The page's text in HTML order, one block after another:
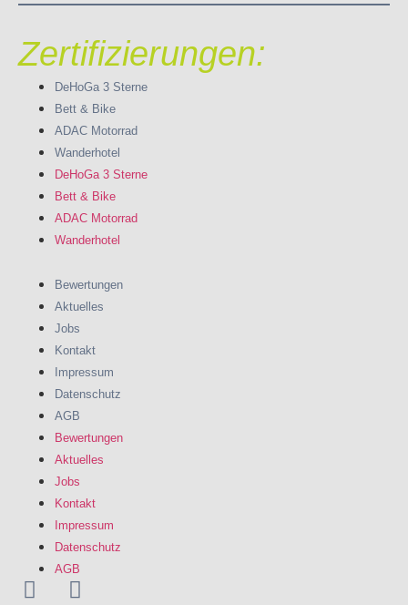
Zertifizierungen:
DeHoGa 3 Sterne
Bett & Bike
ADAC Motorrad
Wanderhotel
DeHoGa 3 Sterne
Bett & Bike
ADAC Motorrad
Wanderhotel
Bewertungen
Aktuelles
Jobs
Kontakt
Impressum
Datenschutz
AGB
Bewertungen
Aktuelles
Jobs
Kontakt
Impressum
Datenschutz
AGB